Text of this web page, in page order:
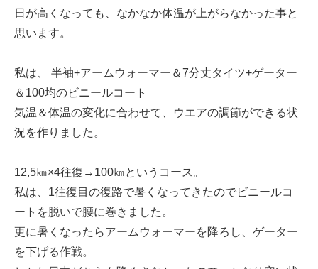
日が高くなっても、なかなか体温が上がらなかった事と
思います。
私は、 半袖+アームウォーマー＆7分丈タイツ+ゲーター
＆100均のビニールコート
気温＆体温の変化に合わせて、ウエアの調節ができる状
況を作りました。
12,5㎞×4往復→100㎞というコース。
私は、1往復目の復路で暑くなってきたのでビニールコ
ートを脱いで腰に巻きました。
更に暑くなったらアームウォーマーを降ろし、ゲーター
を下げる作戦。